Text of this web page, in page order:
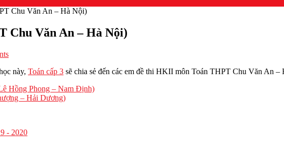
Chu Văn An – Hà Nội)
Chu Văn An – Hà Nội)
này, Toán cấp 3 sẽ chia sẻ đến các em đề thi HKII môn Toán THPT Chu Văn An
Hồng Phong – Nam Định)
– Hải Dương)
- 2020